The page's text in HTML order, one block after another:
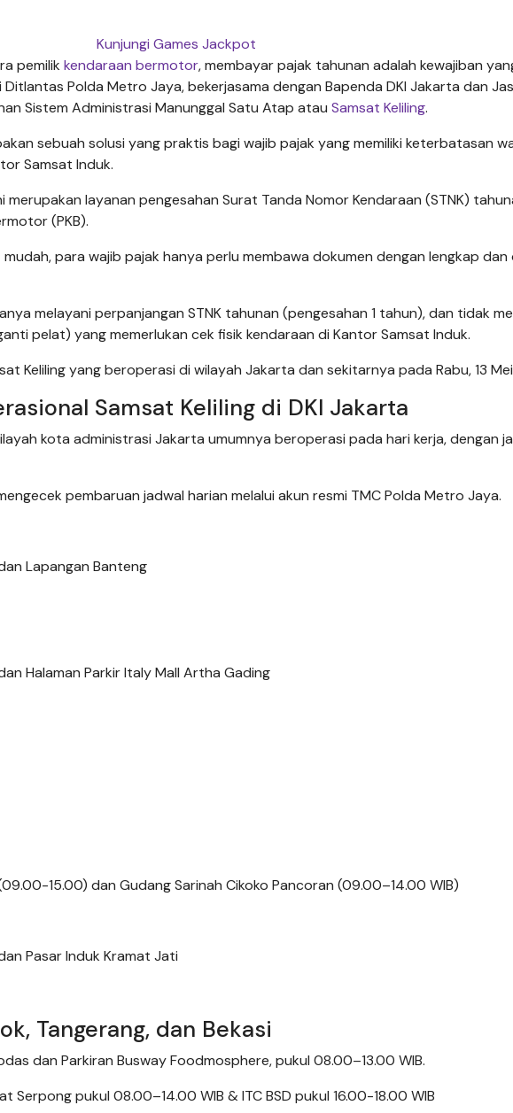
Kunjungi Games Jackpot
pemilik kendaraan bermotor, membayar pajak tahunan adalah kewajiban
Polda Metro Jaya, bekerjasama dengan Bapenda DKI Jakarta dan
Sistem Administrasi Manunggal Satu Atap atau Samsat Keliling.
sebuah solusi yang praktis bagi wajib pajak yang memiliki keterbatasan
Samsat Induk.
merupakan layanan pengesahan Surat Tanda Nomor Kendaraan (STNK)
(PKB).
para wajib pajak hanya perlu membawa dokumen dengan lengkap
melayani perpanjangan STNK tahunan (pengesahan 1 tahun), dan tidak
pelat) yang memerlukan cek fisik kendaraan di Kantor Samsat Induk.
Keliling yang beroperasi di wilayah Jakarta dan sekitarnya pada Rabu, 13
Samsat Keliling di DKI Jakarta
kota administrasi Jakarta umumnya beroperasi pada hari kerja, dengan
pembaruan jadwal harian melalui akun resmi TMC Polda Metro Jaya.
Lapangan Banteng
Halaman Parkir Italy Mall Artha Gading
15.00) dan Gudang Sarinah Cikoko Pancoran (09.00–14.00 WIB)
Pasar Induk Kramat Jati
Tangerang, dan Bekasi
dan Parkiran Busway Foodmosphere, pukul 08.00–13.00 WIB.
Serpong pukul 08.00–14.00 WIB & ITC BSD pukul 16.00-18.00 WIB